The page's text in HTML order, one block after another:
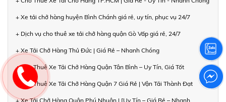
+ Xe tải chở hàng huyện Bình Chánh giá rẻ, uy tín, phục vụ 24/7
+ Dịch vụ cho thuê xe tải chở hàng quận Gò Vấp giá rẻ, 24/7
+ Xe Tải Chở Hàng Thủ Đức | Giá Rẻ – Nhanh Chóng
+ Cho Thuê Xe Tải Chở Hàng Quận Tân Bình – Uy Tín, Giá Tốt
+ Cho Thuê Xe Tải Chở Hàng Quận 7 Giá Rẻ | Vận Tải Thành Đạt
+ Xe Tải Chở Hàng Quận Phú Nhuận | [Uy Tín – Giá Rẻ – Nhanh